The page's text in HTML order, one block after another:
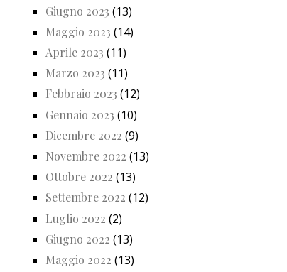
Giugno 2023 (13)
Maggio 2023 (14)
Aprile 2023 (11)
Marzo 2023 (11)
Febbraio 2023 (12)
Gennaio 2023 (10)
Dicembre 2022 (9)
Novembre 2022 (13)
Ottobre 2022 (13)
Settembre 2022 (12)
Luglio 2022 (2)
Giugno 2022 (13)
Maggio 2022 (13)